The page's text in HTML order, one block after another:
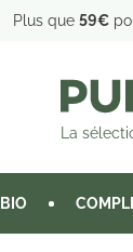
Plus que 59€
La